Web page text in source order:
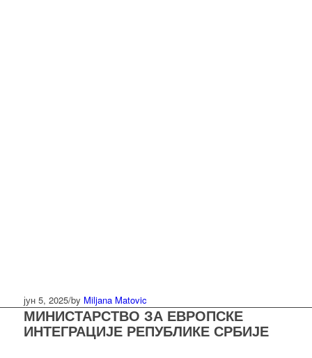
јун 5, 2025/by Miljana Matovic
МИНИСТАРСТВО ЗА ЕВРОПСКЕ
ИНТЕГРАЦИЈЕ РЕПУБЛИКЕ СРБИЈЕ